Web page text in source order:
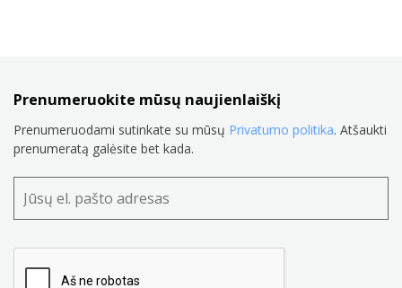
Prenumeruokite mūsų naujienlaiškį
Prenumeruodami sutinkate su mūsų Privatumo politika. Atšaukti
prenumeratą galėsite bet kada.